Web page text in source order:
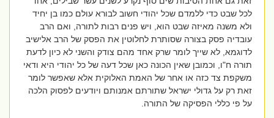
לכל שבט כדי ללמדם שכל יהודי חשוב לבורא עולם כמו בן יחיד
ולא משנה מאיזה שבט הוא, ויש פנים רבות לתורה, ואם הרב
עובדיה פסק בצורה שסותרת לחלוטין את הפסק של הרב אלישיב
לדוגמא, לא שייך לומר שרק אחד מהם צודק והשני לא כיון לדעת
תורה ח"ו, וכמובן שאין הכונה כאן שכל דעה של כל יהודי היא ודאי
משקפת צד כזה או אחר של האמת האלוקית אלא שאפשר לומר
זאת רק על גדולי ישראל שתורתם אמנותם ויודעים לפסוק הלכה
על פי כללי הפסיקה של התורה.